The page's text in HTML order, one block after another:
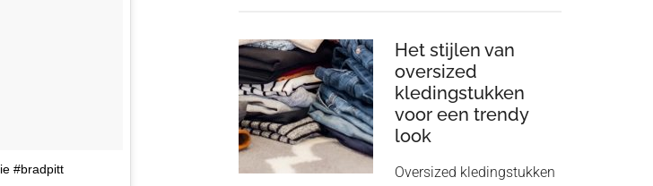
#bradpitt
van
goed
passende
onderkleding
in
je
Het stijlen van
oversized
kledingstukken
voor een trendy
look
Oversized kledingstukken